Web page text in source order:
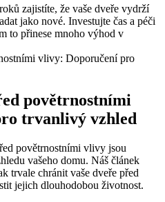
zajistíte, že vaše dveře vydrží
jako nové. Investujte čas a péči
to přinese mnoho výhod v
povětrnostními
trvanlivý vzhled
povětrnostními vlivy jsou
vašeho domu. Náš článek
trvale chránit vaše dveře před
jejich dlouhodobou životnost.